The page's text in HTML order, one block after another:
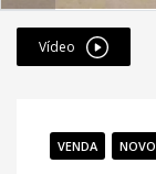
Vídeo
VENDA NOVO